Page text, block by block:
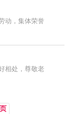
动，集体荣誉
相处，尊敬老